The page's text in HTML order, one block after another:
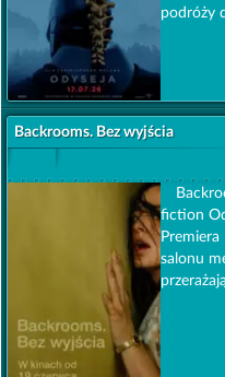
podróży
Backrooms. Bez wyjścia
fiction
salonu